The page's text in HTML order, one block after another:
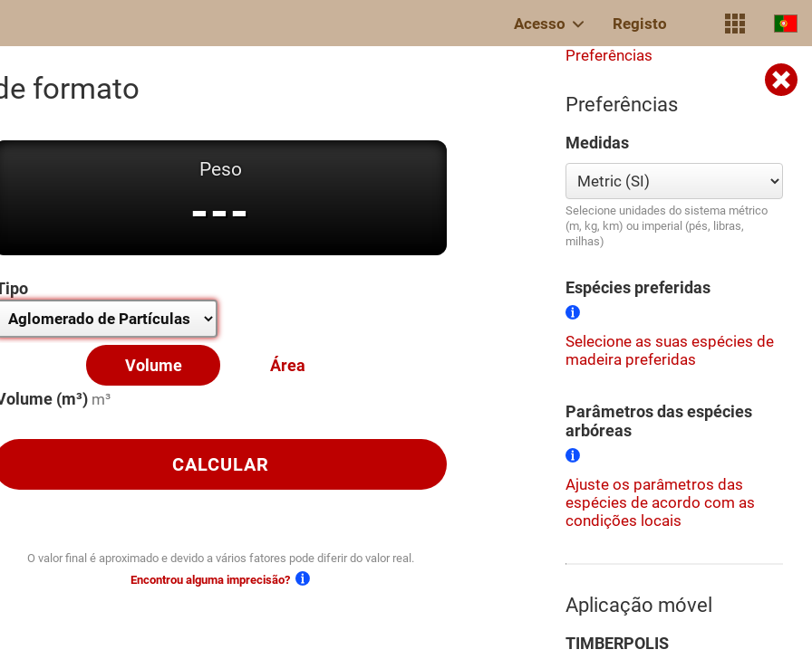
Acesso Registo
formato
Peso
---
Volume
Área
(m³)
CALCULAR
O valor final é aproximado e devido a vários fatores pode diferir do valor real.
Encontrou alguma imprecisão?
Preferências
Preferências
Medidas
Selecione unidades do sistema métrico
(m, kg, km) ou imperial (pés, libras,
milhas)
Espécies preferidas
Selecione as suas espécies de
madeira preferidas
Parâmetros das espécies
arbóreas
Ajuste os parâmetros das
espécies de acordo com as
condições locais
Aplicação móvel
TIMBERPOLIS